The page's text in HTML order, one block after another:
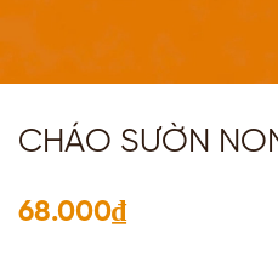
CHÁO SƯỜN
68.000₫